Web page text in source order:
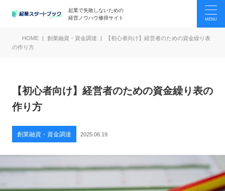
起業で失敗しないための
経営ノウハウ修得サイト
HOME 創業融資・資金調達
【初心者向け】経営者のための資金繰り表
の作り方
【初心者向け】経営者のための資金繰り表の
作り方
創業融資・資金調達 2025.06.19